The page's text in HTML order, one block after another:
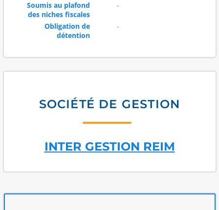
Soumis au plafond
des niches fiscales
-
Obligation de
détention
-
SOCIÉTÉ DE GESTION
INTER GESTION REIM